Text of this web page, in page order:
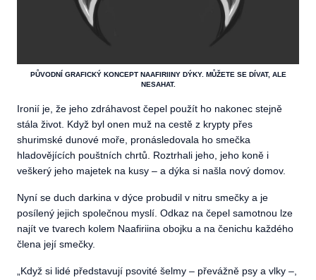
PŮVODNÍ GRAFICKÝ KONCEPT NAAFIRIINY DÝKY. MŮŽETE SE DÍVAT, ALE
NESAHAT.
Ironií je, že jeho zdráhavost čepel použít ho nakonec stejně
stála život. Když byl onen muž na cestě z krypty přes
shurimské dunové moře, pronásledovala ho smečka
hladovějících pouštních chrtů. Roztrhali jeho, jeho koně i
veškerý jeho majetek na kusy – a dýka si našla nový domov.
Nyní se duch darkina v dýce probudil v nitru smečky a je
posílený jejich společnou myslí. Odkaz na čepel samotnou lze
najít ve tvarech kolem Naafiriina obojku a na čenichu každého
člena její smečky.
„Když si lidé představují psovité šelmy – převážně psy a vlky –,